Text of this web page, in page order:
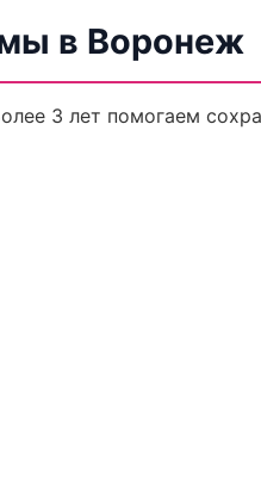
в Воронеж
3 лет помогаем